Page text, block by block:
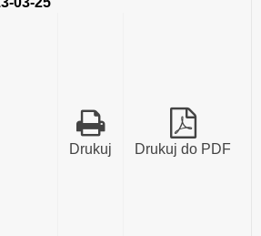
Drukuj do PDF
Drukuj